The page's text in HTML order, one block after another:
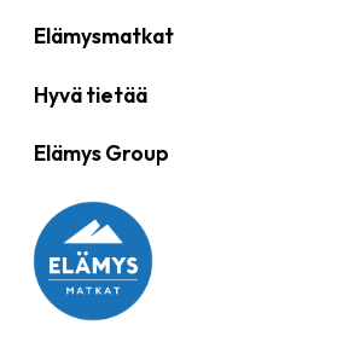
Elämysmatkat
Hyvä tietää
Elämys Group